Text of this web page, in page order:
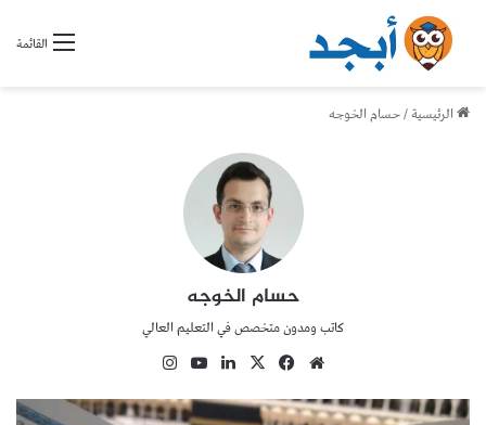
القائمة
الرئيسية/حسام الخوجه
حسام الخوجه
كاتب ومدون متخصص في التعليم العالي
موقع فيسبوك‫X لينكدإن‫YouTube